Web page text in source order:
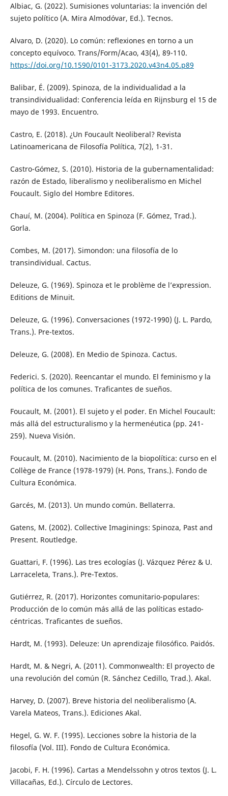
Albiac, G. (2022). Sumisiones voluntarias: la invención del
sujeto político (A. Mira Almodóvar, Ed.). Tecnos.
Alvaro, D. (2020). Lo común: reflexiones en torno a un
concepto equívoco. Trans/Form/Acao, 43(4), 89-110.
https://doi.org/10.1590/0101-3173.2020.v43n4.05.p89
Balibar, É. (2009). Spinoza, de la individualidad a la
transindividualidad: Conferencia leída en Rijnsburg el 15 de
mayo de 1993. Encuentro.
Castro, E. (2018). ¿Un Foucault Neoliberal? Revista
Latinoamericana de Filosofía Política, 7(2), 1-31.
Castro-Gómez, S. (2010). Historia de la gubernamentalidad:
razón de Estado, liberalismo y neoliberalismo en Michel
Foucault. Siglo del Hombre Editores.
Chauí, M. (2004). Política en Spinoza (F. Gómez, Trad.).
Gorla.
Combes, M. (2017). Simondon: una filosofía de lo
transindividual. Cactus.
Deleuze, G. (1969). Spinoza et le problème de l’expression.
Editions de Minuit.
Deleuze, G. (1996). Conversaciones (1972-1990) (J. L. Pardo,
Trans.). Pre-textos.
Deleuze, G. (2008). En Medio de Spinoza. Cactus.
Federici. S. (2020). Reencantar el mundo. El feminismo y la
política de los comunes. Traficantes de sueños.
Foucault, M. (2001). El sujeto y el poder. En Michel Foucault:
más allá del estructuralismo y la hermenéutica (pp. 241-
259). Nueva Visión.
Foucault, M. (2010). Nacimiento de la biopolítica: curso en el
Collège de France (1978-1979) (H. Pons, Trans.). Fondo de
Cultura Económica.
Garcés, M. (2013). Un mundo común. Bellaterra.
Gatens, M. (2002). Collective Imaginings: Spinoza, Past and
Present. Routledge.
Guattari, F. (1996). Las tres ecologías (J. Vázquez Pérez & U.
Larraceleta, Trans.). Pre-Textos.
Gutiérrez, R. (2017). Horizontes comunitario-populares:
Producción de lo común más allá de las políticas estado-
céntricas. Traficantes de sueños.
Hardt, M. (1993). Deleuze: Un aprendizaje filosófico. Paidós.
Hardt, M. & Negri, A. (2011). Commonwealth: El proyecto de
una revolución del común (R. Sánchez Cedillo, Trad.). Akal.
Harvey, D. (2007). Breve historia del neoliberalismo (A.
Varela Mateos, Trans.). Ediciones Akal.
Hegel, G. W. F. (1995). Lecciones sobre la historia de la
filosofía (Vol. III). Fondo de Cultura Económica.
Jacobi, F. H. (1996). Cartas a Mendelssohn y otros textos (J. L.
Villacañas, Ed.). Círculo de Lectores.